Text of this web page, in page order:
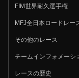
FIM世界耐久選手権
MFJ全日本ロードレー
その他のレース
チームインフォメーシ
レースの歴史